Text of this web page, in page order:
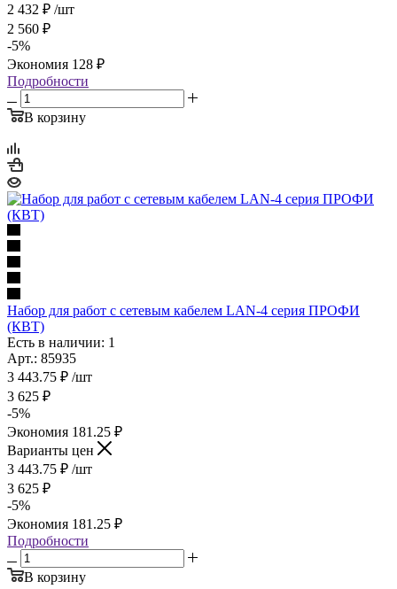
2 432 ₽ /шт
2 560 ₽
-5%
Экономия 128 ₽
Подробности
В корзину
Набор для работ с сетевым кабелем LAN-4 серия ПРОФИ
(КВТ)
Есть в наличии: 1
Арт.: 85935
3 443.75 ₽ /шт
3 625 ₽
-5%
Экономия 181.25 ₽
Варианты цен
3 443.75 ₽ /шт
3 625 ₽
-5%
Экономия 181.25 ₽
Подробности
В корзину